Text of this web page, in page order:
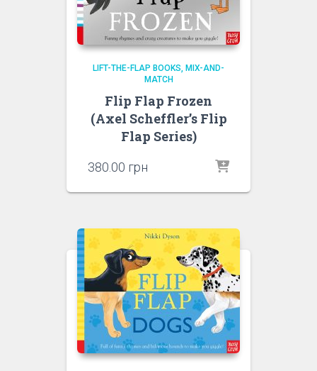
LIFT-THE-FLAP BOOKS
MIX-AND-
MATCH
Flip Flap Frozen
(Axel Scheffler’s Flip
Flap Series)
380.00 грн